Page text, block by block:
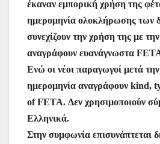
έκαναν εμπορική χρήση της
ημερομηνία ολοκλήρωσης των
συνεχίζουν την χρήση της με
αναγράφουν ευανάγνωστα
Eνώ οι νέοι παραγωγοί μετά
ημερομηνία αναγράφουν kind,
of FETA. Δεν χρησιμοποιούν
Ελληνικά.
Στην συμφωνία επισυνάπτεται